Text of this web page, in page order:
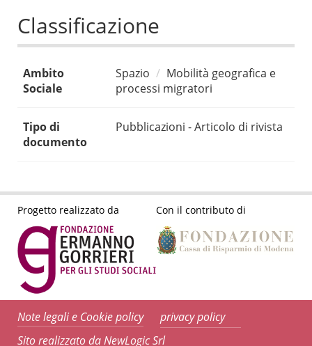
Classificazione
Ambito
Sociale
Spazio
Mobilità geografica e
processi migratori
Tipo di
documento
Pubblicazioni - Articolo di rivista
Progetto realizzato da Con il contributo di
Note legali e Cookie policy
privacy policy
Sito realizzato da NewLogic Srl